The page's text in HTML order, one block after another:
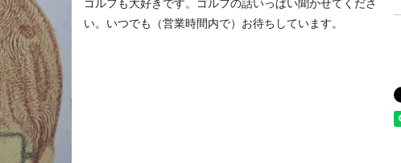
い。いつでも（営業時間内で）お待ちしています。